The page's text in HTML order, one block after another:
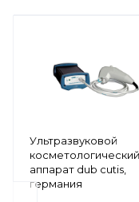
Ультразвуковой
косметологический
аппарат dub cutis,
германия